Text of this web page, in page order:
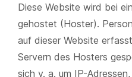
Diese Website wird bei
gehostet (Hoster).
auf dieser Website
Servern des Hosters
sich v. a. um IP-